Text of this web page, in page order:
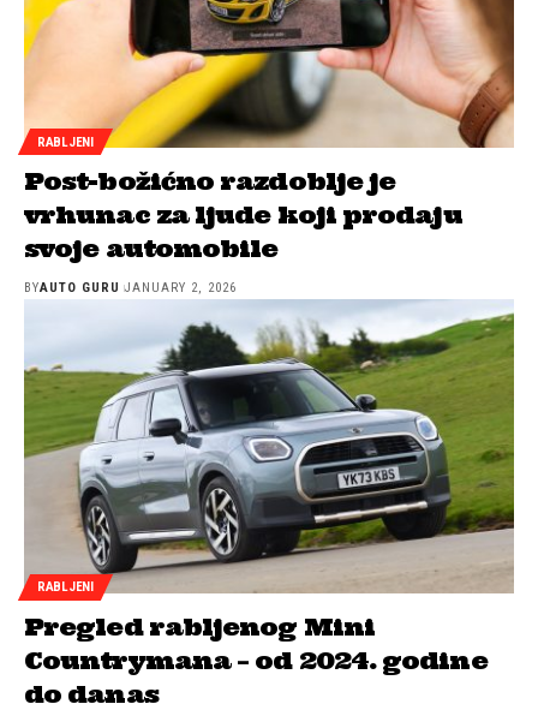
RABLJENI
Post-božićno razdoblje je
vrhunac za ljude koji prodaju
svoje automobile
BYAUTO GURU JANUARY 2, 2026
RABLJENI
Pregled rabljenog Mini
Countrymana – od 2024. godine
do danas